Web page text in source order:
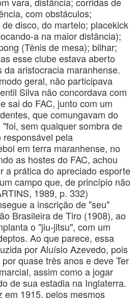
com obstáculos;
disco, do martelo; placekick
a na maior distância);
(Tênis de mesa); bilhar;
esse clube estava aberto
aristocracia maranhense.
geral, não participava
Silva não concordava com
sai do FAC, junto com um
que comungavam do
sem qualquer sombra de
pela
em terra maranhense, no
as hostes do FAC, achou
a prática do apreciado esporte
campo que, de princípio não
1989, p. 332)
a inscrição de "seu"
Brasileira de Tiro (1908), ao
o "jiu-jitsu", com um
Ao que parece, essa
por Aluísio Azevedo, pois
quase três anos e deve Ter
assim como a jogar
de sua estadia na Inglaterra.
em 1915, pelos mesmos